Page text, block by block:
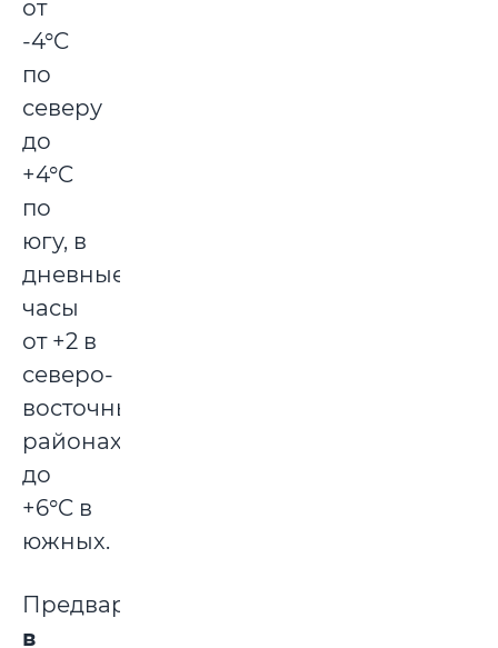
от
-4°C
по
северу
до
+4°C
по
югу, в
дневные
часы
от +2 в
северо-
восточных
районах
до
+6°C в
южных.
Предварительно,
в